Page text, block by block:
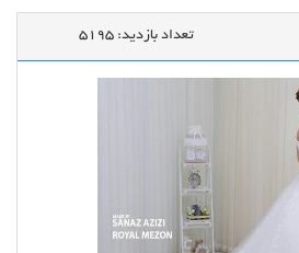
تعداد بازدید: 5195